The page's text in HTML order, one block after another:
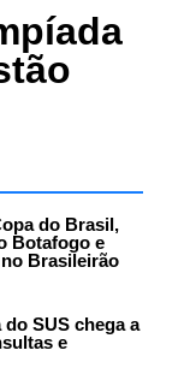
do Brasil,
Botafogo e
Brasileirão
SUS chega a
e